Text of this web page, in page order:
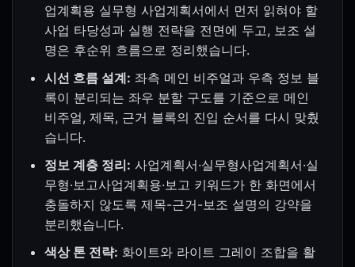
업계획용 실무형 사업계획서에서 먼저 읽혀야 할
사업 타당성과 실행 전략을 전면에 두고, 보조 설
명은 후순위 흐름으로 정리했습니다.
시선 흐름 설계: 좌측 메인 비주얼과 우측 정보 블
록이 분리되는 좌우 분할 구도를 기준으로 메인
비주얼, 제목, 근거 블록의 진입 순서를 다시 맞췄
습니다.
정보 계층 정리: 사업계획서·실무형사업계획서·실
무형·보고사업계획용·보고 키워드가 한 화면에서
충돌하지 않도록 제목-근거-보조 설명의 강약을
분리했습니다.
색상 톤 전략: 화이트와 라이트 그레이 조합을 활